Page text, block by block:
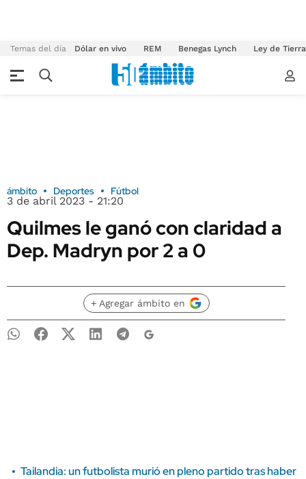
Temas del día Dólar en vivo REM Benegas Lynch Ley de
ámbito Deportes Fútbol
3 de abril 2023 - 21:20
Quilmes le ganó con claridad a
Dep. Madryn por 2 a 0
+ Agregar ámbito en
Tailandia: un futbolista murió en pleno partido tras haber